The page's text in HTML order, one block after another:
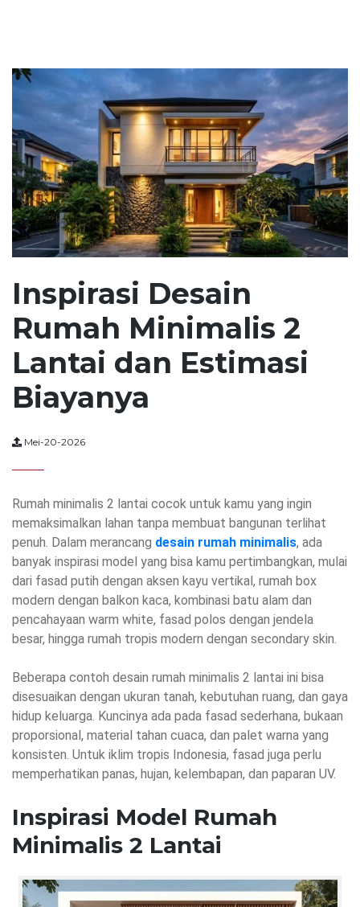
Inspirasi Desain
Rumah Minimalis 2
Lantai dan Estimasi
Biayanya
Mei-20-2026
Rumah minimalis 2 lantai cocok untuk kamu yang ingin
memaksimalkan lahan tanpa membuat bangunan terlihat
penuh. Dalam merancang desain rumah minimalis, ada
banyak inspirasi model yang bisa kamu pertimbangkan, mulai
dari fasad putih dengan aksen kayu vertikal, rumah box
modern dengan balkon kaca, kombinasi batu alam dan
pencahayaan warm white, fasad polos dengan jendela
besar, hingga rumah tropis modern dengan secondary skin.
Beberapa contoh desain rumah minimalis 2 lantai ini bisa
disesuaikan dengan ukuran tanah, kebutuhan ruang, dan gaya
hidup keluarga. Kuncinya ada pada fasad sederhana, bukaan
proporsional, material tahan cuaca, dan palet warna yang
konsisten. Untuk iklim tropis Indonesia, fasad juga perlu
memperhatikan panas, hujan, kelembapan, dan paparan UV.
Inspirasi Model Rumah
Minimalis 2 Lantai